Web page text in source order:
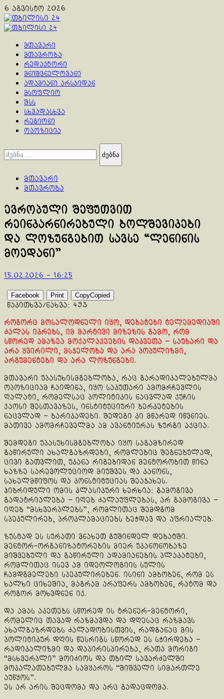
Skip
to
content
6 აგვისტო 2026
Primary
მთავარი
მთავრობა
რედაქტორი
მნიშვნელოვანი
ადამიანი არსაიდან
მსოფლიო
შსს
სხვადასხვა
რეგიონი
ოპოზიცია
ძებნა:
მთავარი
მთავრობა
ევროპული შეფუთვით
რეინკარნირებული ბოლშევიკები
და ლოზუნგებით სავსე “ლენინის
მოედანი”
15.02.2026 - 16:25
Facebook Print CopyCopied
წაკითხვა/ნახვა: 493
როგორც მოსალოდნელი იყო, დებატები ტელემედიაში
ძალას იკრებს, იმ მარტივი მიზეზის გამო, რომ
სწორედ ამაზეა მოქალაქეების დაკვეთა – საუბარი და
არა ყვირილი, მსჯელობა და არა პოპულიზმი,
არგუმენტები და არა ლოზუნგები.
მთავარი უპასუხისმგებლობა, რაც გარადიკალებულმა
ოპოზიციამ ჩაიდინა, იყო საკუთარი ამომრჩევლის
ღალატი, რომელსაც პოლიტიკის ნაცვლად ქუჩის
ქაოსი შესთავაზეს, ინსტიტუციური ბერკეტების
ნაცვლად – ბარიკადები. შედეგი კი მწარედ იწვნიეს.
მათივე ამომრჩეველმა ამ ავანტიურას ზურგი აქცია.
შემდეგი უპასუხისმგებლობა იყო საგამზირედ
გაწირული ახალგაზრდები, რომლებიც შეგნებულად,
ცივი გათვლით, უკანა რიგებიდან მენტორობით წინა
ხაზზე სარევოლუციოდ მიუშვეს და კანონს,
სახელმწიფოს და კონსტიტუციას შეაჯახეს.
ჰიბრიდული ომის კლასიკური ხერხია: გამოგივა
გადატრიალება – იღებ ძალაუფლებას, არ გამოგივა –
იღებ “მსხვერპლებს”, რომლითაც შემდგომ
სპეკულირებ, პროკლამაციებს ბეჭდავ და აფრიალებ.
ზუსტად ეს სურათი ვნახეთ გუშინდელ დებატში.
მენტორ-ორგანიზატორების მიერ უკანონობაზე
მიშვებული და გაწირული ადამიანების პლაკატები,
რომლითაც ისევ ამ იდეოლოგიის სულის
ჩამდგმელები სპეკულირებენ. ისინი ამბობენ, რომ ეს
ხალხი ციხეშია, მაგრამ არაფერს ამბობენ, რატომ და
როგორ მოხვდნენ იქ.
და ამას აკეთებს სწორედ ის ტრენერ-მენტორი,
რომელიც თავად რაზმავდა და დღესაც რაზმავს
ახალგაზრდებს ძალადობისთვის, რადგანაც მის
პოლიტიკურ დღის წესრიგს სწორედ ეს სჭირდება –
რადიკალიზმი და დაპირისპირება, რათა მორიგი
“მსხვერპლი” მოიძიოს და თბილ სავარძელში
მოკალათებულმა სამყაროს “შიშველი სიმართლე
აუწყოს”.
ეს არ არის შეცდომა და არც გადაცდომა.